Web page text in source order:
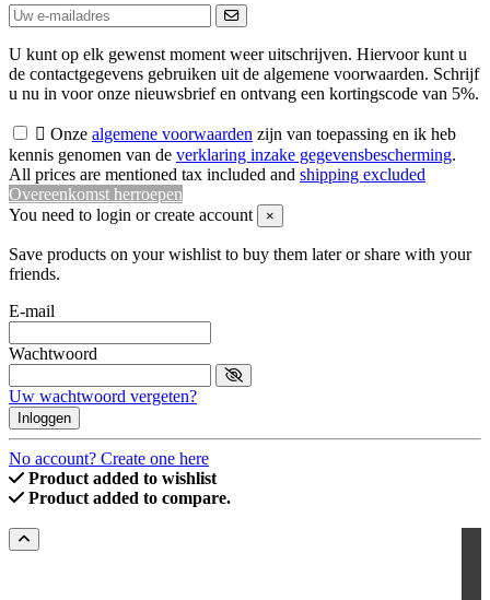
U kunt op elk gewenst moment weer uitschrijven. Hiervoor kunt u
de contactgegevens gebruiken uit de algemene voorwaarden. Schrijf
u nu in voor onze nieuwsbrief en ontvang een kortingscode van 5%.
 Onze algemene voorwaarden zijn van toepassing en ik heb
kennis genomen van de verklaring inzake gegevensbescherming.
All prices are mentioned tax included and shipping excluded
Overeenkomst herroepen
You need to login or create account
×
Save products on your wishlist to buy them later or share with your
friends.
E-mail
Wachtwoord
Uw wachtwoord vergeten?
Inloggen
No account? Create one here
Product added to wishlist
Product added to compare.